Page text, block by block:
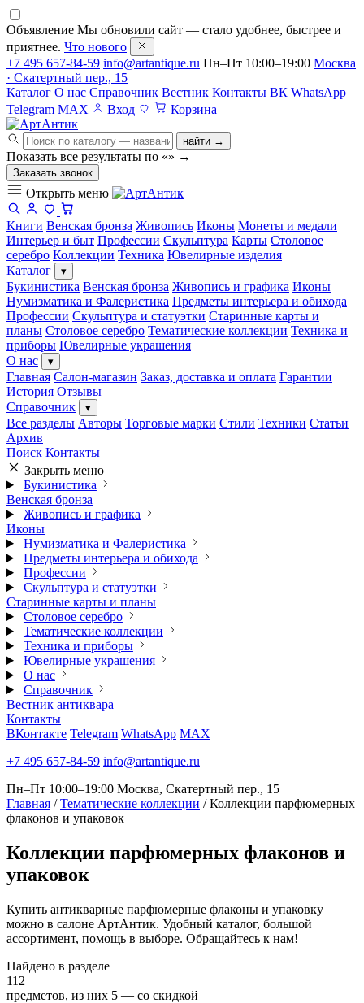
Объявление Мы обновили сайт — стало удобнее, быстрее и
приятнее. Что нового
+7 495 657-84-59 info@artantique.ru Пн–Пт 10:00–19:00 Москва
· Скатертный пер., 15
Каталог О нас Справочник Вестник Контакты ВК WhatsApp
Telegram MAX Вход Корзина
найти →
Показать все результаты по «» →
Заказать звонок
Открыть меню
Книги Венская бронза Живопись Иконы Монеты и медали
Интерьер и быт Профессии Скульптура Карты Столовое
серебро Коллекции Техника Ювелирные изделия
Каталог
▾
Букинистика Венская бронза Живопись и графика Иконы
Нумизматика и Фалеристика Предметы интерьера и обихода
Профессии Скульптура и статуэтки Старинные карты и
планы Столовое серебро Тематические коллекции Техника и
приборы Ювелирные украшения
О нас
▾
Главная Салон-магазин Заказ, доставка и оплата Гарантии
История Отзывы
Справочник
▾
Все разделы Авторы Торговые марки Стили Техники Статьи
Архив
Поиск Контакты
Закрыть меню
Букинистика
Венская бронза
Живопись и графика
Иконы
Нумизматика и Фалеристика
Предметы интерьера и обихода
Профессии
Скульптура и статуэтки
Старинные карты и планы
Столовое серебро
Тематические коллекции
Техника и приборы
Ювелирные украшения
О нас
Справочник
Вестник антиквара
Контакты
ВКонтакте Telegram WhatsApp MAX
+7 495 657-84-59 info@artantique.ru
Пн–Пт 10:00–19:00 Москва, Скатертный пер., 15
Главная / Тематические коллекции / Коллекции парфюмерных
флаконов и упаковок
Коллекции парфюмерных флаконов и
упаковок
Купить антикварные парфюмерные флаконы и упаковку
можно в салоне АртАнтик. Удобный каталог, большой
ассортимент, помощь в выборе. Обращайтесь к нам!
Найдено в разделе
112
предметов, из них 5 — со скидкой